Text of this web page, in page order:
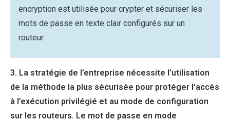
encryption est utilisée pour crypter et sécuriser les
mots de passe en texte clair configurés sur un
routeur.
3. La stratégie de l’entreprise nécessite l’utilisation
de la méthode la plus sécurisée pour protéger l’accès
à l’exécution privilégié et au mode de configuration
sur les routeurs. Le mot de passe en mode